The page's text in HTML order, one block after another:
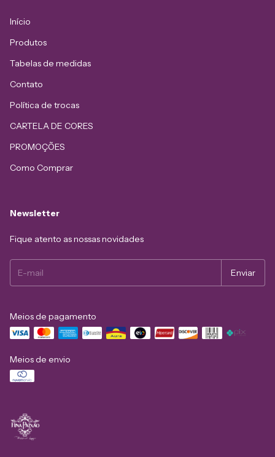
Início
Produtos
Tabelas de medidas
Contato
Política de trocas
CARTELA DE CORES
PROMOÇÕES
Como Comprar
Newsletter
Fique atento as nossas novidades
Meios de pagamento
Meios de envio